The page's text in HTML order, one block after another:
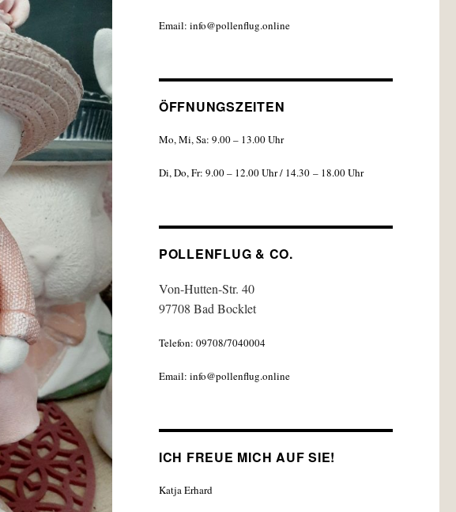
Email: info@pollenflug.online
ÖFFNUNGSZEITEN
Mo, Mi, Sa: 9.00 – 13.00 Uhr
Di, Do, Fr: 9.00 – 12.00 Uhr / 14.30 – 18.00 Uhr
POLLENFLUG & CO.
Von-Hutten-Str. 40
97708 Bad Bocklet
Telefon: 09708/7040004
Email: info@pollenflug.online
ICH FREUE MICH AUF SIE!
Katja Erhard